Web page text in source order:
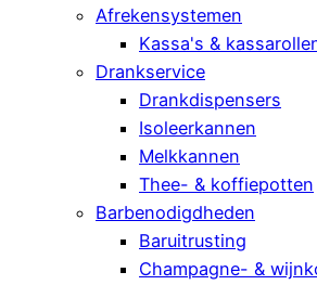
Afrekensystemen
Kassa's &
Drankservice
Drankdispensers
Isoleerkannen
Melkkannen
Thee- & koffiepotten
Barbenodigdheden
Baruitrusting
Champagne- &